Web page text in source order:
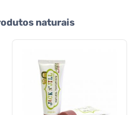
naturais